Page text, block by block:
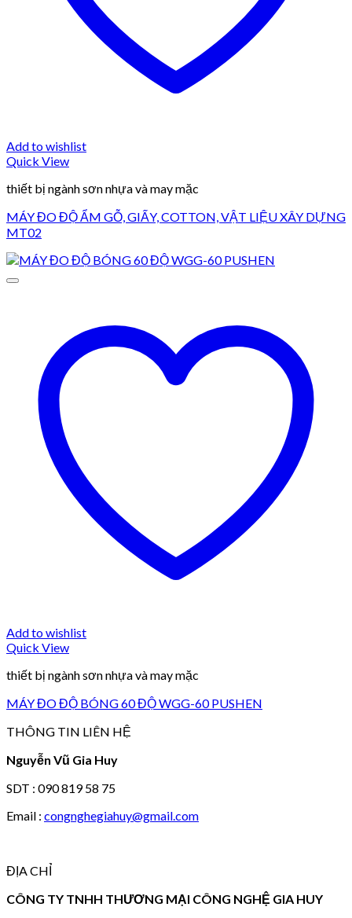
Add to wishlist
Quick View
thiết bị ngành sơn nhựa và may mặc
MÁY ĐO ĐỘ ẨM GỖ, GIẤY, COTTON, VẬT LIỆU XÂY DỰNG
MT02
Add to wishlist
Quick View
thiết bị ngành sơn nhựa và may mặc
MÁY ĐO ĐỘ BÓNG 60 ĐỘ WGG-60 PUSHEN
THÔNG TIN LIÊN HỆ
Nguyễn Vũ Gia Huy
SDT : 090 819 58 75
Email : congnghegiahuy@gmail.com
ĐỊA CHỈ
CÔNG TY TNHH THƯƠNG MẠI CÔNG NGHỆ GIA HUY